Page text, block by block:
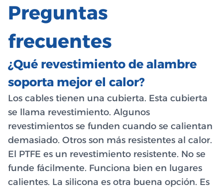
Preguntas
frecuentes
¿Qué revestimiento de alambre
soporta mejor el calor?
Los cables tienen una cubierta. Esta cubierta
se llama revestimiento. Algunos
revestimientos se funden cuando se calientan
demasiado. Otros son más resistentes al calor.
El PTFE es un revestimiento resistente. No se
funde fácilmente. Funciona bien en lugares
calientes. La silicona es otra buena opción. Es